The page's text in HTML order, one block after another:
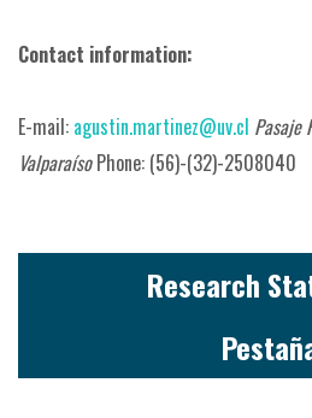
Contact information:
E-mail: agustin.martinez@uv.cl Pasaje
ValparaísoPhone: (56)-(32)-2508040
Research